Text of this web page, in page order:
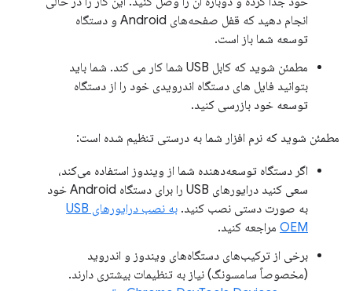
انجام دهید که قفل صفحه‌های Android و دستگاه
توسعه شما باز است.
مطمئن شوید که کابل USB شما کار می کند. شما باید
بتوانید فایل های دستگاه اندرویدی خود را از دستگاه
توسعه خود بازرسی کنید.
مطمئن شوید که نرم افزار شما به درستی تنظیم شده است:
اگر دستگاه توسعه‌دهنده شما از ویندوز استفاده می‌کند،
سعی کنید درایورهای USB را برای دستگاه Android خود
به صورت دستی نصب کنید.
به نصب درایورهای USB
OEM مراجعه کنید.
برخی از ترکیب‌های دستگاه‌های ویندوز و اندروید
(مخصوصاً سامسونگ) نیاز به تنظیمات بیشتری دارند.